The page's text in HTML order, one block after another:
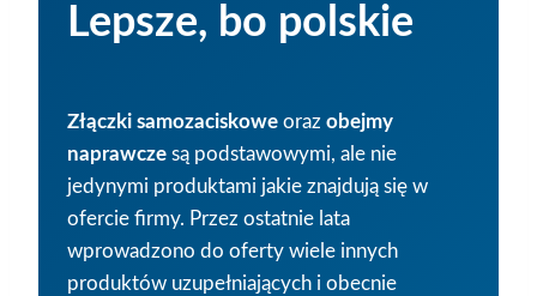
Lepsze, bo polskie
Złączki samozaciskowe oraz obejmy
naprawcze są podstawowymi, ale nie
jedynymi produktami jakie znajdują się w
ofercie firmy. Przez ostatnie lata
wprowadzono do oferty wiele innych
produktów uzupełniających i obecnie